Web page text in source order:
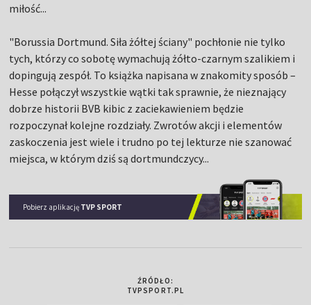
miłość...
"Borussia Dortmund. Siła żółtej ściany" pochłonie nie tylko
tych, którzy co sobotę wymachują żółto-czarnym szalikiem i
dopingują zespół. To książka napisana w znakomity sposób –
Hesse połączył wszystkie wątki tak sprawnie, że nieznający
dobrze historii BVB kibic z zaciekawieniem będzie
rozpoczynał kolejne rozdziały. Zwrotów akcji i elementów
zaskoczenia jest wiele i trudno po tej lekturze nie szanować
miejsca, w którym dziś są dortmundczycy...
Pobierz aplikację TVP SPORT
ŹRÓDŁO:
TVPSPORT.PL